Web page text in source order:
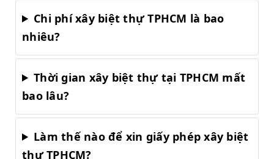
Chi phí xây biệt thự TPHCM là bao
nhiêu?
Thời gian xây biệt thự tại TPHCM mất
bao lâu?
Làm thế nào để xin giấy phép xây biệt
thự TPHCM?